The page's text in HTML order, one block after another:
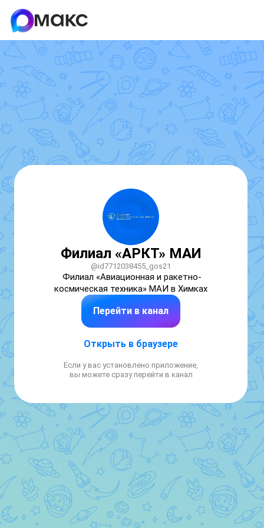
Филиал «АРКТ» МАИ
@id7712038455_gos21
Филиал «Авиационная и ракетно-
космическая техника» МАИ в Химках
Перейти в канал
Открыть в браузере
Если у вас установлено приложение,
вы можете сразу перейти в канал